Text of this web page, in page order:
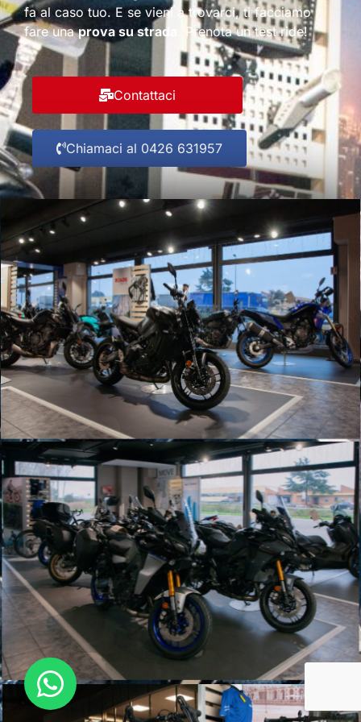
fa al caso tuo. E se vieni a trovarci, ti facciamo
fare unaprova su strada . Prenota un test ride!
Contattaci
Chiamaci al 0426 631957